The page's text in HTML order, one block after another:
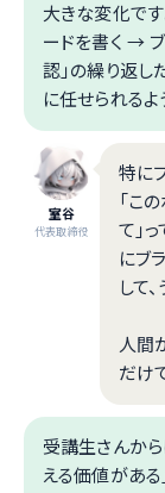
大きな変化です
ードを書く →
認」の繰り返し
に任せられるよ
室谷
代表取締役
特に
「こ
て」
にブ
して
人間
だけ
受講生さんか
える価値がある